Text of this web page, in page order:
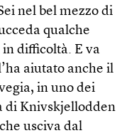
nel bel mezzo di
qualche
in difficoltà. E va
aiutato anche il
in uno dei
di Knivskjellodden
usciva dal